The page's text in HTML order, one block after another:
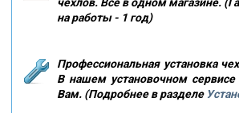
на работы - 1 год)
Профессиональная установка
В нашем установочном
Вам. (Подробнее в разделе